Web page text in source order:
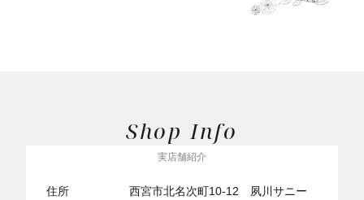
Shop Info
実店舗紹介
住所
西宮市北名次町10-12 夙川サニー